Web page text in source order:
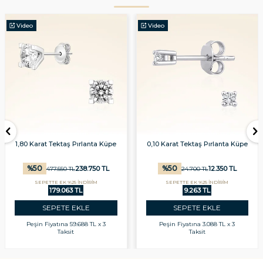
Video
1,80 Karat Tektaş Pırlanta Küpe
%50 477.550TL238.750TL
SEPETTE EK %25 İNDİRİM
179.063 TL
SEPETE EKLE
Peşin Fiyatına 59.688 TL x 3
Taksit
Video
0,10 Karat Tektaş Pırlanta Küpe
%50 24.700TL12.350TL
SEPETTE EK %25 İNDİRİM
9.263 TL
SEPETE EKLE
Peşin Fiyatına3.088 TL x 3
Taksit